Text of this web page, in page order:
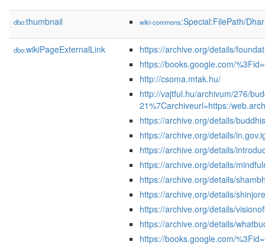
dbo:thumbnail wiki-commons:Special:FilePath/
dbo:wikiPageExternalLink
https://archive.org/details/
https://books.google.com/
http://csoma.mtak.hu/
http://vajtful.hu/archivum/276/
21%7Carchiveurl=https:/
https://archive.org/details/
https://archive.org/details/
https://archive.org/details/
https://archive.org/details/
https://archive.org/details/
https://archive.org/details/
https://archive.org/details/
https://archive.org/details/
https://books.google.com/